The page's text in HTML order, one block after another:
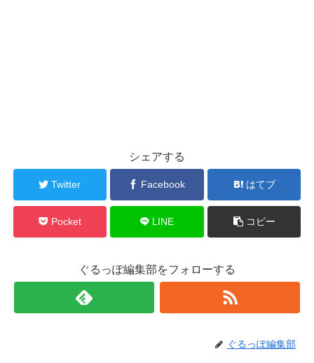
シェアする
Twitter Facebook はてブ
Pocket LINE コピー
ぐるっぽ編集部をフォローする
ぐるっぽ編集部